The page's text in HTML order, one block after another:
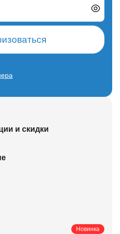
и скидки
Новинка